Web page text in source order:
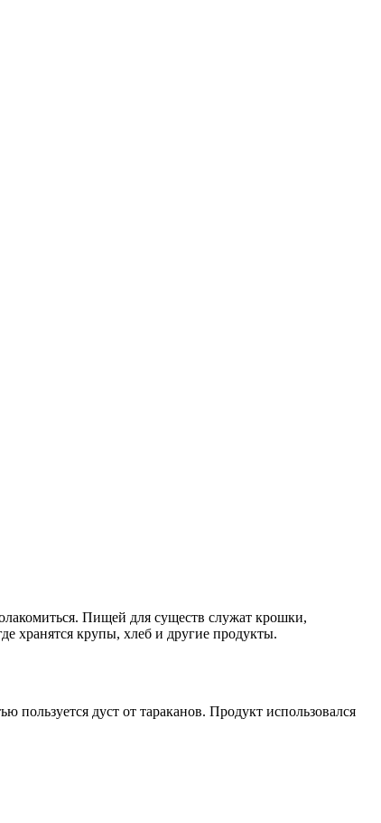
Пищей для существ служат крошки,
хранятся крупы, хлеб и другие продукты.
дуст от тараканов. Продукт использовался